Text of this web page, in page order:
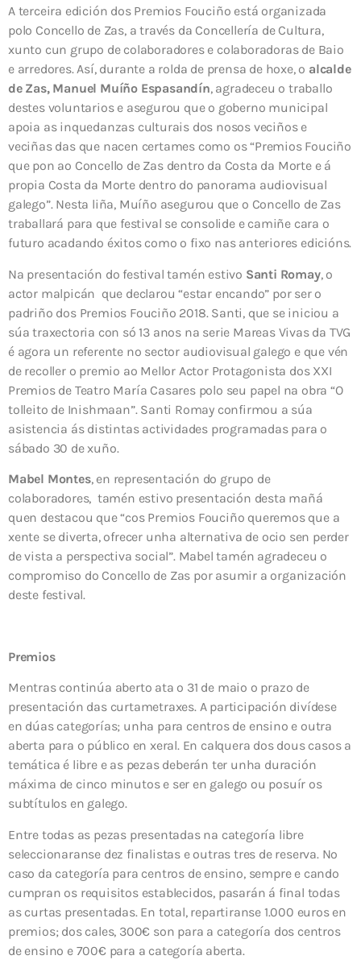
A terceira edición dos Premios Fouciño está organizada
polo Concello de Zas, a través da Concellería de Cultura,
xunto cun grupo de colaboradores e colaboradoras de Baio
e arredores. Así, durante a rolda de prensa de hoxe, o alcalde
de Zas, Manuel Muíño Espasandín, agradeceu o traballo
destes voluntarios e asegurou que o goberno municipal
apoia as inquedanzas culturais dos nosos veciños e
veciñas das que nacen certames como os “Premios Fouciño
que pon ao Concello de Zas dentro da Costa da Morte e á
propia Costa da Morte dentro do panorama audiovisual
galego”. Nesta liña, Muíño asegurou que o Concello de Zas
traballará para que festival se consolide e camiñe cara o
futuro acadando éxitos como o fixo nas anteriores edicións.
Na presentación do festival tamén estivo Santi Romay, o
actor malpicán que declarou “estar encando” por ser o
padriño dos Premios Fouciño 2018. Santi, que se iniciou a
súa traxectoria con só 13 anos na serie Mareas Vivas da TVG
é agora un referente no sector audiovisual galego e que vén
de recoller o premio ao Mellor Actor Protagonista dos XXI
Premios de Teatro María Casares polo seu papel na obra “O
tolleito de Inishmaan”. Santi Romay confirmou a súa
asistencia ás distintas actividades programadas para o
sábado 30 de xuño.
Mabel Montes, en representación do grupo de
colaboradores, tamén estivo presentación desta mañá
quen destacou que “cos Premios Fouciño queremos que a
xente se diverta, ofrecer unha alternativa de ocio sen perder
de vista a perspectiva social”. Mabel tamén agradeceu o
compromiso do Concello de Zas por asumir a organización
deste festival.
Premios
Mentras continúa aberto ata o 31 de maio o prazo de
presentación das curtametraxes. A participación divídese
en dúas categorías; unha para centros de ensino e outra
aberta para o público en xeral. En calquera dos dous casos a
temática é libre e as pezas deberán ter unha duración
máxima de cinco minutos e ser en galego ou posuír os
subtítulos en galego.
Entre todas as pezas presentadas na categoría libre
seleccionaranse dez finalistas e outras tres de reserva. No
caso da categoría para centros de ensino, sempre e cando
cumpran os requisitos establecidos, pasarán á final todas
as curtas presentadas. En total, repartiranse 1.000 euros en
premios; dos cales, 300€ son para a categoría dos centros
de ensino e 700€ para a categoría aberta.